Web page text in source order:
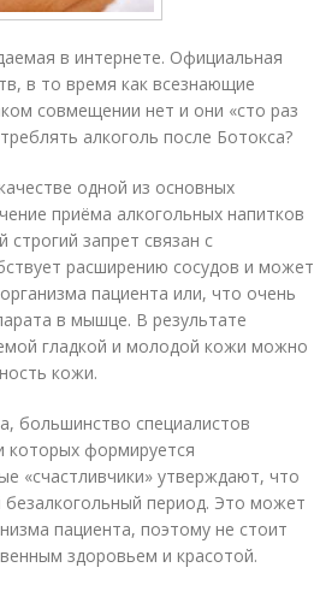
в ин­тернете. Официальная
в то время как все­зна­ющие
совмещении нет и они «сто раз
ал­коголь после Ботокса?
одной из основных
приёма алкогольных напитков
запрет связан с
расширению сосудов и может
пациента или, что очень
в мышце. В результате
гладкой и молодой кожи можно
кожи.
большинство специалистов
которых формируется
«счастливчики» утверждают, что
период. Это может
пациента, поэтому не стоит
здоровьем и красотой.